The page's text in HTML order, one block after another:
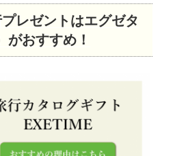
レゼントはエグゼタ
がおすすめ！